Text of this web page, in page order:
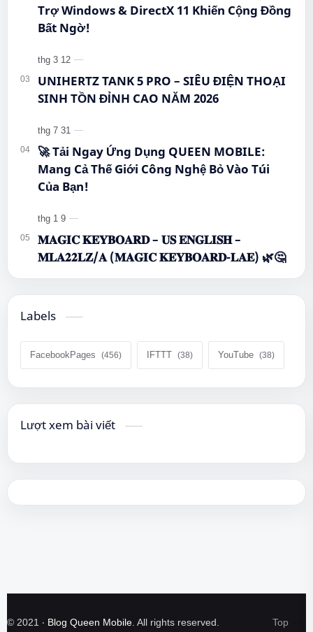
Trợ Windows & DirectX 11 Khiến Cộng Đồng
Bất Ngờ!
UNIHERTZ TANK 5 PRO – SIÊU ĐIỆN THOẠI
SINH TỒN ĐỈNH CAO NĂM 2026
🚀 Tải Ngay Ứng Dụng QUEEN MOBILE:
Mang Cả Thế Giới Công Nghệ Bỏ Vào Túi
Của Bạn!
𝐌𝐀𝐆𝐈𝐂 𝐊𝐄𝐘𝐁𝐎𝐀𝐑𝐃 – 𝐔𝐒 𝐄𝐍𝐆𝐋𝐈𝐒𝐇 –
𝐌𝐋𝐀𝟐𝟐𝐋𝐙/𝐀 (𝐌𝐀𝐆𝐈𝐂 𝐊𝐄𝐘𝐁𝐎𝐀𝐑𝐃-𝐋𝐀𝐄) 🌿🤔
Labels
FacebookPages IFTTT YouTube
Lượt xem bài viết
© 2021 ‧ Blog Queen Mobile. All rights reserved.